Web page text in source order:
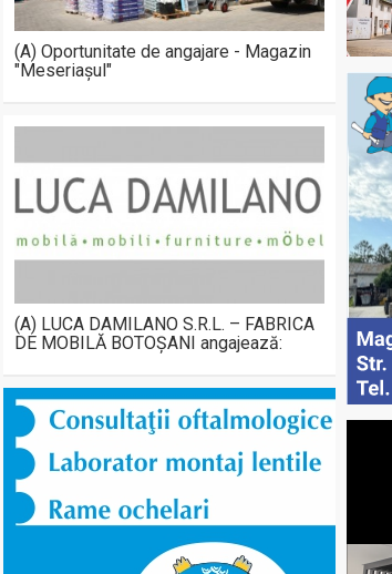
(A) Oportunitate de angajare - Magazin
"Meseriașul"
(A) LUCA DAMILANO S.R.L. – FABRICA
DE MOBILĂ BOTOȘANI angajează: